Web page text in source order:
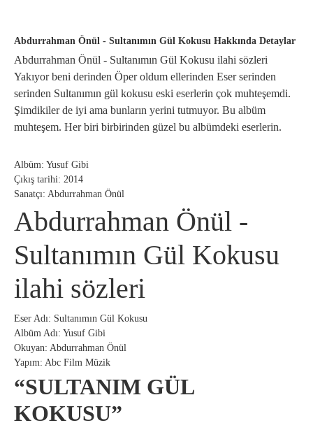
Abdurrahman Önül - Sultanımın Gül Kokusu Hakkında Detaylar
Abdurrahman Önül - Sultanımın Gül Kokusu ilahi sözleri
Yakıyor beni derinden Öper oldum ellerinden Eser serinden
serinden Sultanımın gül kokusu eski eserlerin çok muhteşemdi.
Şimdikiler de iyi ama bunların yerini tutmuyor. Bu albüm
muhteşem. Her biri birbirinden güzel bu albümdeki eserlerin.
Albüm: Yusuf Gibi
Çıkış tarihi: 2014
Sanatçı: Abdurrahman Önül
Abdurrahman Önül -
Sultanımın Gül Kokusu
ilahi sözleri
Eser Adı: Sultanımın Gül Kokusu
Albüm Adı: Yusuf Gibi
Okuyan: Abdurrahman Önül
Yapım: Abc Film Müzik
“SULTANIM GÜL
KOKUSU”